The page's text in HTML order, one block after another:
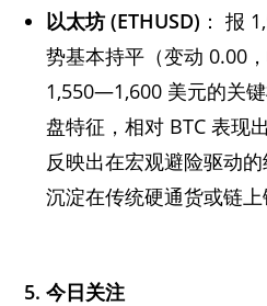
以太坊 (ETHUSD) ： 报
势基本持平（变动 0.00
1,550—1,600 美元的关
盘特征，相对 BTC 表现
反映出在宏观避险驱动
沉淀在传统硬通货或链上
5.今日关注